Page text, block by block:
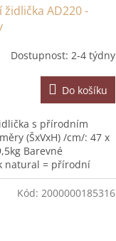
AD220 -
Dostupnost: 2-4 týdny
Do košíku
s přírodním
(ŠxVxH) /cm/: 47 x
Barevné
natural = přírodní
Kód: 2000000185316